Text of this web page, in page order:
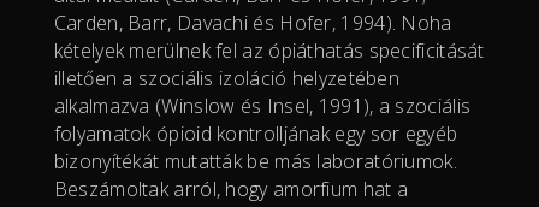
Carden, Barr, Davachi és Hofer, 1994). Noha
kételyek merülnek fel az ópiáthatás specificitását
illetően a szociális izoláció helyzetében
alkalmazva (Winslow és Insel, 1991), a szociális
folyamatok ópioid kontrolljának egy sor egyéb
bizonyítékát mutatták be más laboratóriumok.
Beszámoltak arról, hogy amorfium hat a